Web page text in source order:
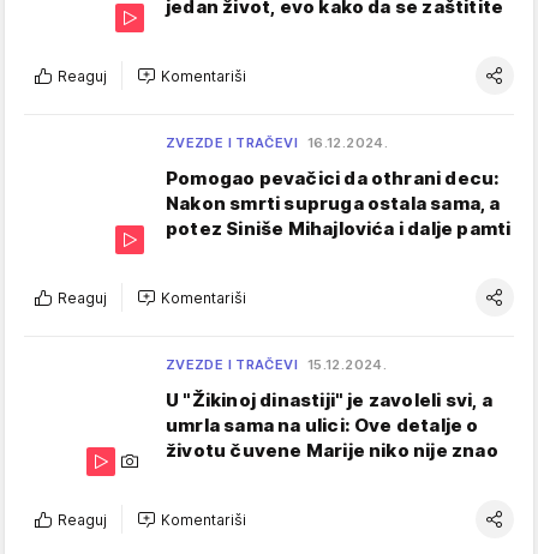
jedan život, evo kako da se zaštitite
Reaguj Komentariši
ZVEZDE I TRAČEVI 16.12.2024.
Pomogao pevačici da othrani decu:
Nakon smrti supruga ostala sama, a
potez Siniše Mihajlovića i dalje pamti
Reaguj Komentariši
ZVEZDE I TRAČEVI 15.12.2024.
U "Žikinoj dinastiji" je zavoleli svi, a
umrla sama na ulici: Ove detalje o
životu čuvene Marije niko nije znao
Reaguj Komentariši